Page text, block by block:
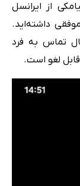
از ایرانسل
داشته‌اید.
تماس به فرد
لغو است.